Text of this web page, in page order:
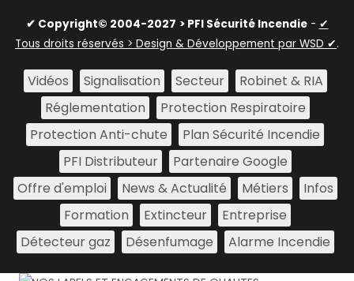
✔ Copyright© 2004-2027 > PFI Sécurité Incendie- ✔
Tous droits réservés > Design & Développement par WSD ✔.
Vidéos Signalisation Secteur
Robinet & RIA
Réglementation
Protection Respiratoire
Protection Anti-chute
Plan Sécurité Incendie
PFI Distributeur
Partenaire Google
Offre d'emploi
News & Actualité Métiers
Infos
Formation
Extincteur
Entreprise
Détecteur gaz
Désenfumage Alarme Incendie